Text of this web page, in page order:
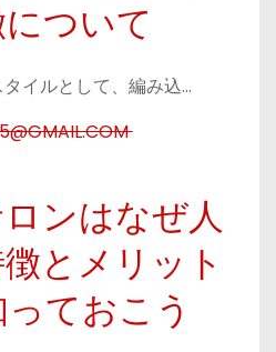
ついて
イルとして、編み込…
ンはなぜ人
とメリット
ておこう